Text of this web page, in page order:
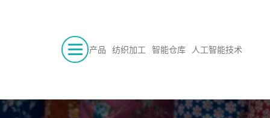
产品 纺织加工 智能仓库 人工智能技术